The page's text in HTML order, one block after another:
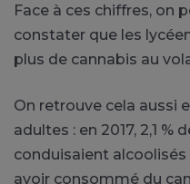
Face à ces chiffres, on
constater que les
plus de cannabis au
On retrouve cela aussi
adultes : en 2017, 2,1 %
conduisaient
avoir consommé du